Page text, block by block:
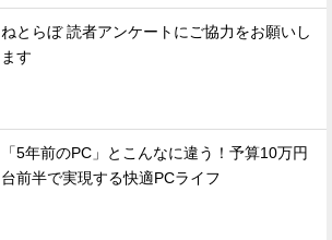
ねとらぼ 読者アンケートにご協力をお願いし
ます
「5年前のPC」とこんなに違う！予算10万円
台前半で実現する快適PCライフ